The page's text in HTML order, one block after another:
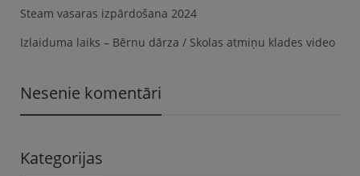
Steam vasaras izpārdošana 2024
Izlaiduma laiks – Bērnu dārza / Skolas atmiņu klades video
Nesenie komentāri
Kategorijas